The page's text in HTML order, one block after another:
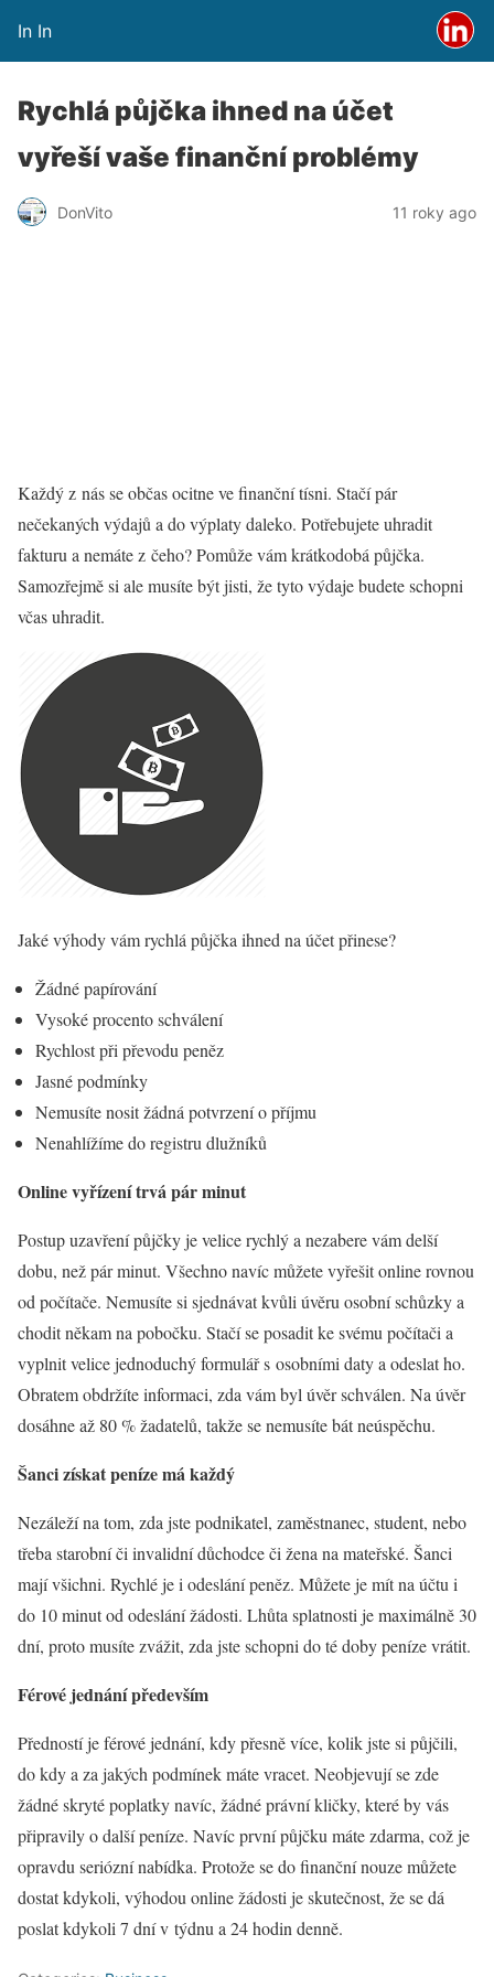
In In
Rychlá půjčka ihned na účet
vyřeší vaše finanční problémy
DonVito 11 roky ago
Každý z nás se občas ocitne ve finanční tísni. Stačí pár
nečekaných výdajů a do výplaty daleko. Potřebujete uhradit
fakturu a nemáte z čeho? Pomůže vám krátkodobá půjčka.
Samozřejmě si ale musíte být jisti, že tyto výdaje budete schopni
včas uhradit.
Jaké výhody vám rychlá půjčka ihned na účet přinese?
Žádné papírování
Vysoké procento schválení
Rychlost při převodu peněz
Jasné podmínky
Nemusíte nosit žádná potvrzení o příjmu
Nenahlížíme do registru dlužníků
Online vyřízení trvá pár minut
Postup uzavření půjčky je velice rychlý a nezabere vám delší
dobu, než pár minut. Všechno navíc můžete vyřešit online rovnou
od počítače. Nemusíte si sjednávat kvůli úvěru osobní schůzky a
chodit někam na pobočku. Stačí se posadit ke svému počítači a
vyplnit velice jednoduchý formulář s osobními daty a odeslat ho.
Obratem obdržíte informaci, zda vám byl úvěr schválen. Na úvěr
dosáhne až 80 % žadatelů, takže se nemusíte bát neúspěchu.
Šanci získat peníze má každý
Nezáleží na tom, zda jste podnikatel, zaměstnanec, student, nebo
třeba starobní či invalidní důchodce či žena na mateřské. Šanci
mají všichni. Rychlé je i odeslání peněz. Můžete je mít na účtu i
do 10 minut od odeslání žádosti. Lhůta splatnosti je maximálně 30
dní, proto musíte zvážit, zda jste schopni do té doby peníze vrátit.
Férové jednání především
Předností je férové jednání, kdy přesně více, kolik jste si půjčili,
do kdy a za jakých podmínek máte vracet. Neobjevují se zde
žádné skryté poplatky navíc, žádné právní kličky, které by vás
připravily o další peníze. Navíc první půjčku máte zdarma, což je
opravdu seriózní nabídka. Protože se do finanční nouze můžete
dostat kdykoli, výhodou online žádosti je skutečnost, že se dá
poslat kdykoli 7 dní v týdnu a 24 hodin denně.